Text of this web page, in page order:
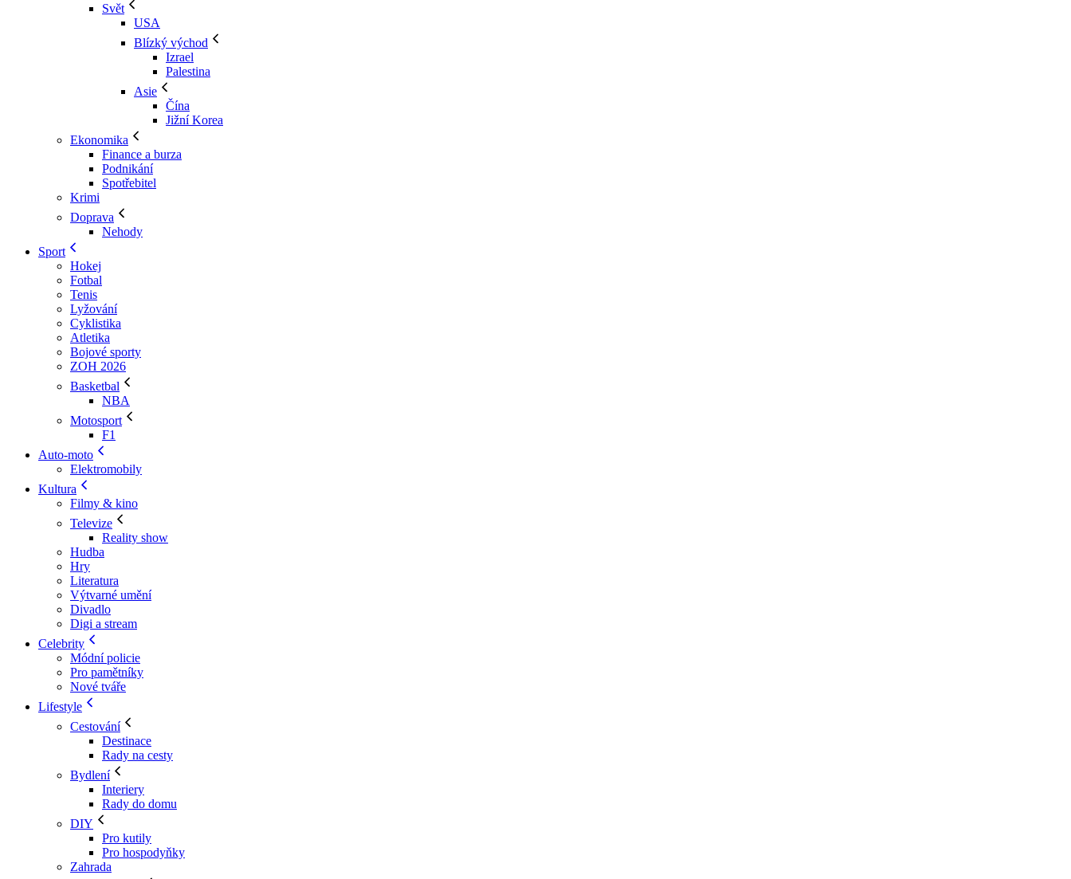
Svět
USA
Blízký východ
Izrael
Palestina
Asie
Čína
Jižní Korea
Ekonomika
Finance a burza
Podnikání
Spotřebitel
Krimi
Doprava
Nehody
Sport
Hokej
Fotbal
Tenis
Lyžování
Cyklistika
Atletika
Bojové sporty
ZOH 2026
Basketbal
NBA
Motosport
F1
Auto-moto
Elektromobily
Kultura
Filmy & kino
Televize
Reality show
Hudba
Hry
Literatura
Výtvarné umění
Divadlo
Digi a stream
Celebrity
Módní policie
Pro pamětníky
Nové tváře
Lifestyle
Cestování
Destinace
Rady na cesty
Bydlení
Interiery
Rady do domu
DIY
Pro kutily
Pro hospodyňky
Zahrada